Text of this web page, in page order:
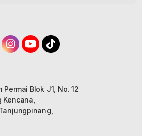
Blok J1, No. 12
Kencana,